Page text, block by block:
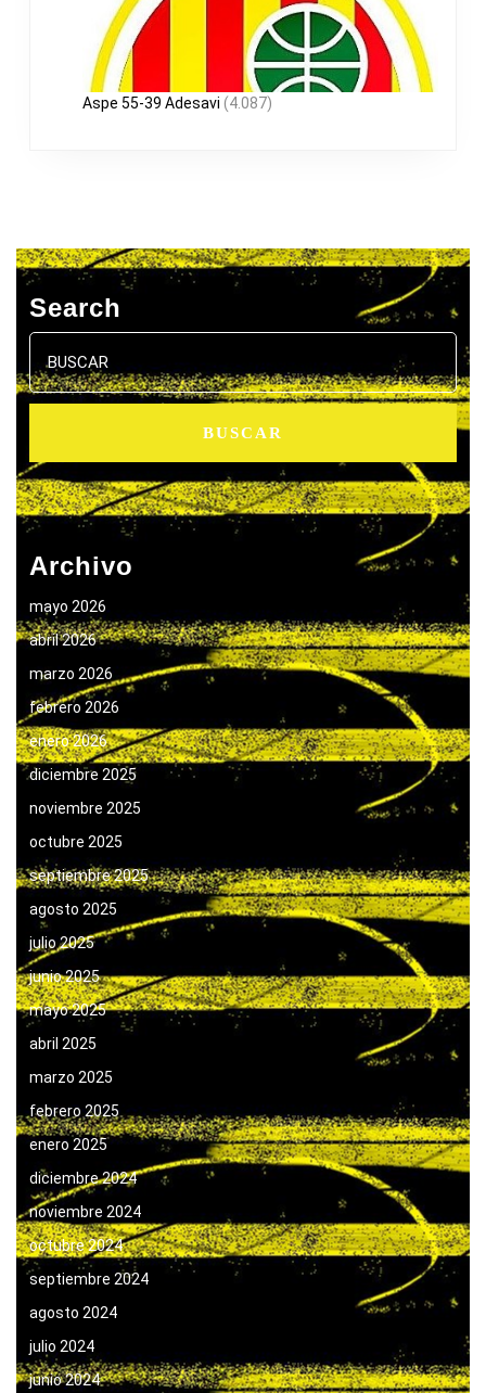
Aspe 55-39 Adesavi (4.087)
Search
Buscar:
Archivo
mayo 2026
abril 2026
marzo 2026
febrero 2026
enero 2026
diciembre 2025
noviembre 2025
octubre 2025
septiembre 2025
agosto 2025
julio 2025
junio 2025
mayo 2025
abril 2025
marzo 2025
febrero 2025
enero 2025
diciembre 2024
noviembre 2024
octubre 2024
septiembre 2024
agosto 2024
julio 2024
junio 2024